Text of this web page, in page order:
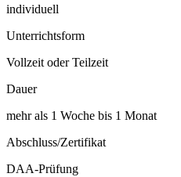
individuell
Unterrichtsform
Vollzeit oder Teilzeit
Dauer
mehr als 1 Woche bis 1 Monat
Abschluss/Zertifikat
DAA-Prüfung